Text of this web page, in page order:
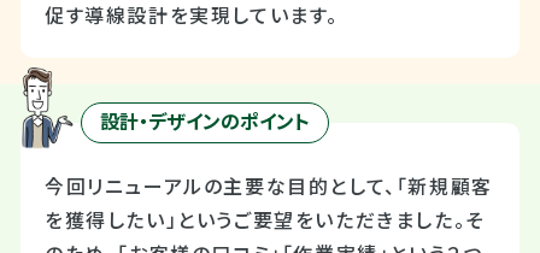
促す導線設計を実現しています。
設計・デザインのポイント
今回リニューアルの主要な目的として、「新規顧客
を獲得したい」というご要望をいただきました。そ